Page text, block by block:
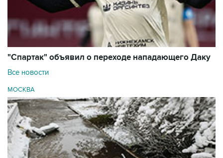
"Спартак" объявил о переходе нападающего Даку
Все новости
МОСКВА